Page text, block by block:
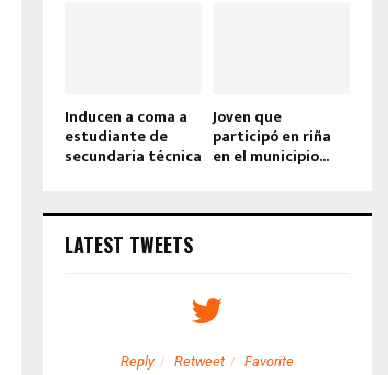
Inducen a coma a
estudiante de
secundaria técnica
Joven que
participó en riña
en el municipio...
LATEST TWEETS
Reply Retweet Favorite